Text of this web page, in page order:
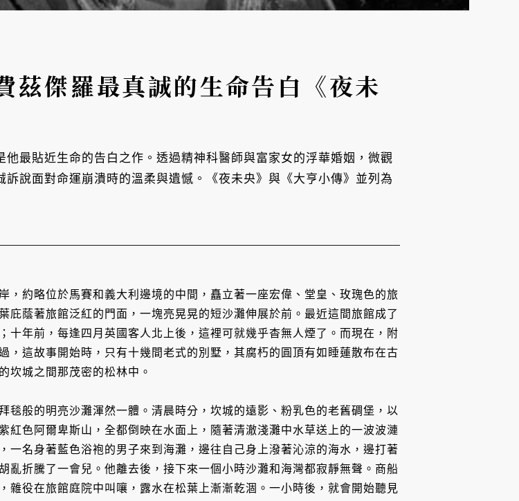
茲傑羅最真誠的生命告白《夜未
他最貼近生命的告白之作。透過精神科醫師與富家女的浮華婚姻，微觀
說面對命運崩潰時的溫柔與遺憾。《夜未央》與《大亨小傳》並列為
，約略位於馬賽和義大利邊境的中間，矗立著一座宏偉、堂皇、玫瑰色的旅
庇蔭著旅館泛紅的門面，一塊亮晃晃的短沙灘伸展於前。最近這間旅館成了
十年前，每逢四月英國客人北上後，這裡可就幾乎杳無人煙了。而現在，附
，這故事開始時，只有十幾間老式的別墅，其腐朽的圓頂有如睡蓮散布在古
坎城之間那茂密的松林中。
毯般的明亮沙灘渾然一體。清晨時分，坎城的遠影、粉乳色的老舊碉堡，以
紅色阿爾卑斯山，全都倒映在水面上，隨著清澈淺灘中水草送上的一波波漣
一名身著藍色浴袍的男子來到海灘，邊往自己身上潑著沁涼的海水，邊打著
亂折騰了一會兒。他離去後，接下來一個小時沙灘和海灣都寂靜無聲。商船
雜役在旅館庭院中叫嚷，露水在松葉上漸漸乾涸。一小時後，就會開始聽見